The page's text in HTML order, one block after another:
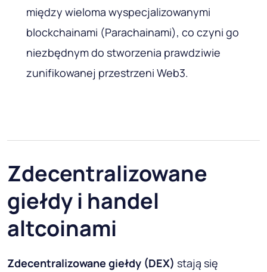
między wieloma wyspecjalizowanymi
blockchainami (Parachainami), co czyni go
niezbędnym do stworzenia prawdziwie
zunifikowanej przestrzeni Web3.
Zdecentralizowane
giełdy i handel
altcoinami
Zdecentralizowane giełdy (DEX) stają się